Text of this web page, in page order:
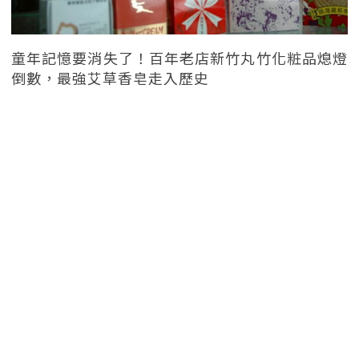
童年記憶要消失了！百年老店新竹丸竹化粧品熄燈
倒數，最強艾草香皂走入歷史